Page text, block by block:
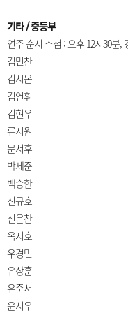
기타 / 중등부
연주 순서 추첨 : 오후 12시30분,
김민찬
김시온
김연휘
김현우
류시원
문서후
박세준
백승한
신규호
신은찬
옥지호
우경민
유상훈
유준서
윤서우